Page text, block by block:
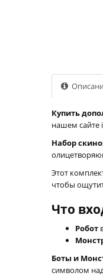
Купить
нашем сайте
Набор
Этот
чтобы
Что
Робот
Боты и
символом